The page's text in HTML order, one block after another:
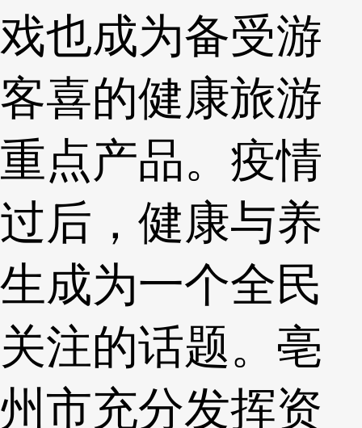
戏也成为备受游
客喜的健康旅游
重点产品。疫情
过后，健康与养
生成为一个全民
关注的话题。亳
州市充分发挥资